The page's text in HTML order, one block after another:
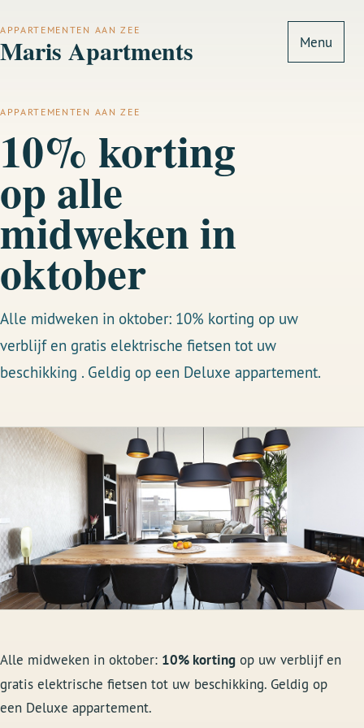
APPARTEMENTEN AAN ZEE
Maris Apartments Menu
APPARTEMENTEN AAN ZEE
10% korting
op alle
midweken in
oktober
Alle midweken in oktober: 10% korting op uw
verblijf en gratis elektrische fietsen tot uw
beschikking . Geldig op een Deluxe appartement.
Alle midweken in oktober: 10% korting op uw verblijf en
gratis elektrische fietsen tot uw beschikking. Geldig op
een Deluxe appartement.